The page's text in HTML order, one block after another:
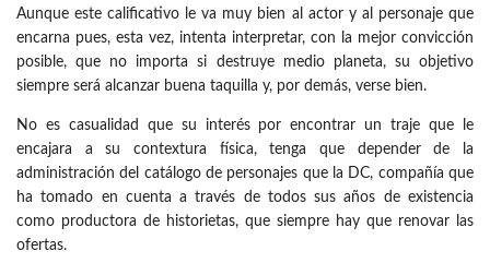
Aunque este calificativo le va muy bien al actor y al personaje que
encarna pues, esta vez, intenta interpretar, con la mejor convicción
posible, que no importa si destruye medio planeta, su objetivo
siempre será alcanzar buena taquilla y, por demás, verse bien.
No es casualidad que su interés por encontrar un traje que le
encajara a su contextura física, tenga que depender de la
administración del catálogo de personajes que la DC, compañía que
ha tomado en cuenta a través de todos sus años de existencia
como productora de historietas, que siempre hay que renovar las
ofertas.